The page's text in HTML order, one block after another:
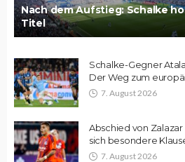
Nach dem Aufstieg: Schalke
Titel
Schalke-Gegner
Der Weg zum
7. August 2026
Abschied von
sich besondere
7. August 2026